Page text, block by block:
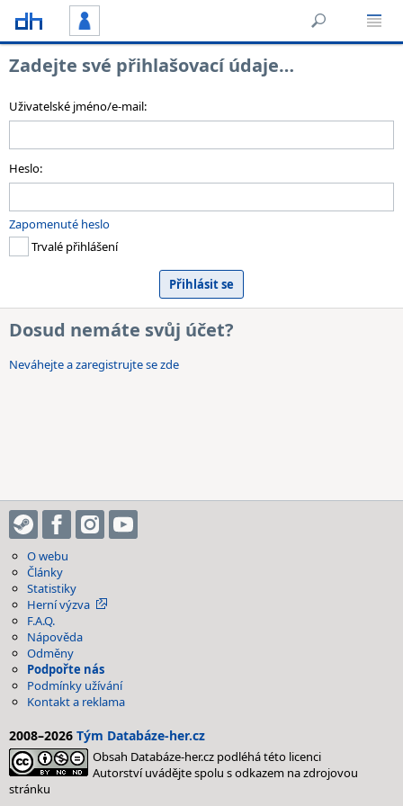
Zadejte své přihlašovací údaje…
Uživatelské jméno/e-mail:
Heslo:
Zapomenuté heslo
Trvalé přihlášení
Dosud nemáte svůj účet?
Neváhejte a zaregistrujte se zde
O webu
Články
Statistiky
Herní výzva
F.A.Q.
Nápověda
Odměny
Podpořte nás
Podmínky užívání
Kontakt a reklama
2008–2026 Tým Databáze-her.cz
Obsah Databáze-her.cz podléhá této licenci
Autorství uvádějte spolu s odkazem na zdrojovou
stránku